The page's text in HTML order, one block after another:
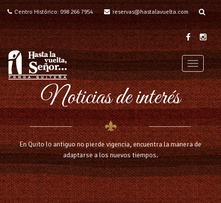
Centro Histórico: 098 266 7954 reservas@hastalavuelta.com
T
o
g
g
l
e
n
a
v
g
a
t
Noticias de interés
En Quito lo antiguo no pierde vigencia, encuentra la manera de
adaptarse a los nuevos tiempos.